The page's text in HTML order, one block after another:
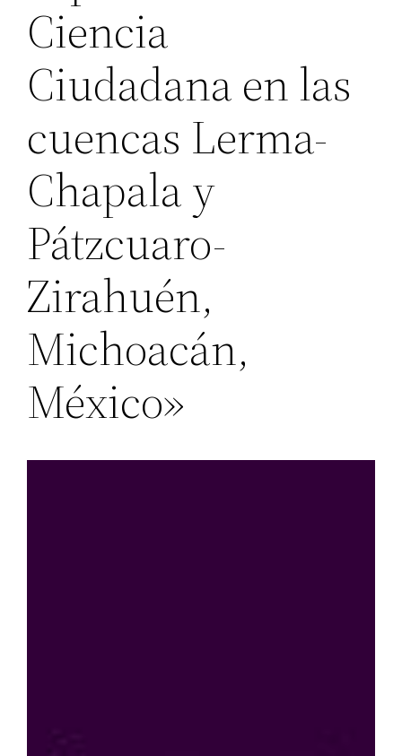
Ciencia
Ciudadana en las
cuencas Lerma-
Chapala y
Pátzcuaro-
Zirahuén,
Michoacán,
México»